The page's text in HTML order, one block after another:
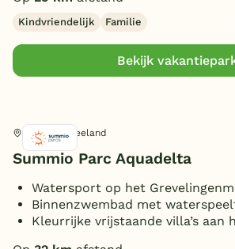
Kindvriendelijk Familie
Bekijk
Bruinisse, Zeeland
Summio Parc Aquadelta
Watersport op het
Binnenzwembad met
Kleurrijke vrijstaande villa’s aan